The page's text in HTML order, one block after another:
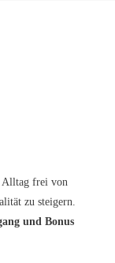
Alltag frei von
zu steigern.
und Bonus